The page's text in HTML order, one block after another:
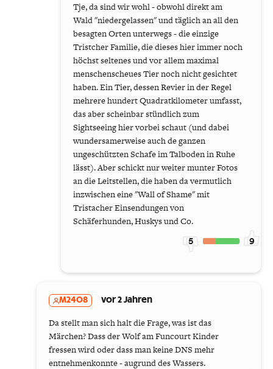
Tje, da sind wir wohl - obwohl direkt am
Wald "niedergelassen" und täglich an all den
besagten Orten unterwegs - die einzige
Tristcher Familie, die dieses hier immer noch
höchst seltenes und vor allem maximal
menschenscheues Tier noch nicht gesichtet
haben. Ein Tier, dessen Revier in der Regel
mehrere hundert Quadratkilometer umfasst,
das aber scheinbar stündlich zum
Sightseeing hier vorbei schaut (und dabei
wundersamerweise auch de ganzen
ungeschützten Schafe im Talboden in Ruhe
lässt). Aber schickt nur weiter munter Fotos
an die Leitstellen, die haben da vermutlich
inzwischen eine "Wall of Shame" mit
Tristacher Einsendungen von
Schäferhunden, Huskys und Co.
5 9
M2408 vor 2 Jahren
Da stellt man sich halt die Frage, was ist das
Märchen? Dass der Wolf am Funcourt Kinder
fressen wird oder dass man keine DNS mehr
entnehmenkonnte - augrund des Wassers.